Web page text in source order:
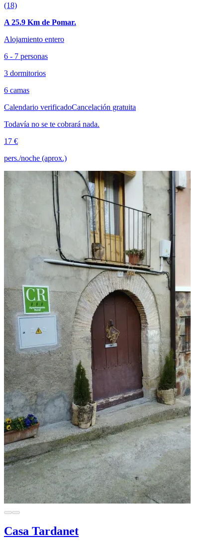
(18)
A 25.9 Km de Pomar.
Alojamiento entero
6 - 7 personas
3 dormitorios
6 camas
Calendario verificadoCancelación gratuita
Todavía no se te cobrará nada.
17 €
pers./noche (aprox.)
Casa Tardanet